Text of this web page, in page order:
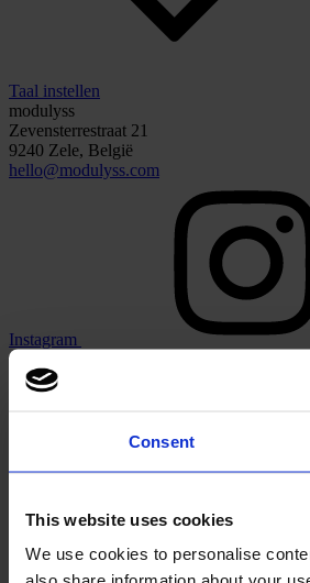
Consent
This website uses cookies
We use cookies to personalise
Taal instellen
modulyss
Zevensterrestraat 21
9240 Zele, België
hello@modulyss.com
Instagram